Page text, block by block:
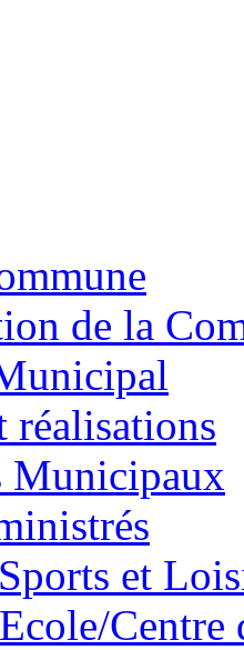
de la
réalisations
Municipaux
et
Centre